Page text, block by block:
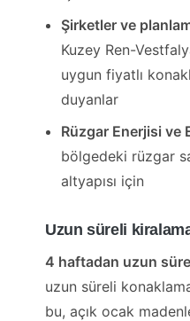
Şirketler ve
Kuzey Ren-
uygun fiyatlı
duyanlar
Rüzgar Enerjisi ve
bölgedeki rüzgar
altyapısı için
Uzun süreli
4 haftadan uzun
uzun süreli
bu, açık ocak